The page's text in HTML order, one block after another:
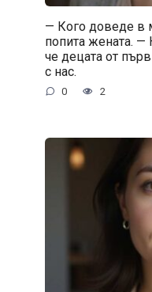
— Кого доведе в
попита жената. —
че децата от
с нас.
0 2